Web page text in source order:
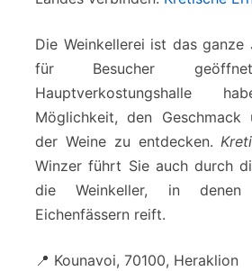
Die Weinkellerei ist das
für Besucher
Hauptverkostungshalle
Möglichkeit, den
der Weine zu entdecken.
Winzer führt Sie auch durch
die Weinkeller, in
Eichenfässern reift.
📍 Kounavoi, 70100, Heraklion